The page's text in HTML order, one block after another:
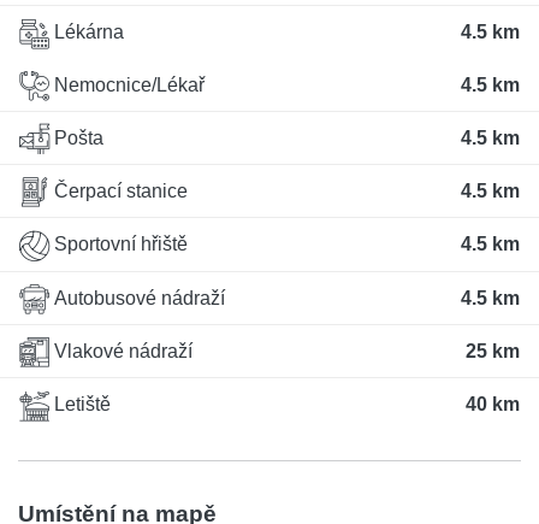
Lékárna 4.5 km
Nemocnice/Lékař 4.5 km
Pošta 4.5 km
Čerpací stanice 4.5 km
Sportovní hřiště 4.5 km
Autobusové nádraží 4.5 km
Vlakové nádraží 25 km
Letiště 40 km
Umístění na mapě